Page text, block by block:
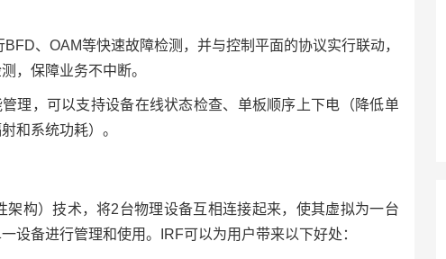
、OAM等快速故障检测，并与控制平面的协议实行联动，
，保障业务不中断。
理，可以支持设备在线状态检查、单板顺序上下电（降低单
和系统功耗）。
构）技术，将2台物理设备互相连接起来，使其虚拟为一台
设备进行管理和使用。IRF可以为用户带来以下好处：